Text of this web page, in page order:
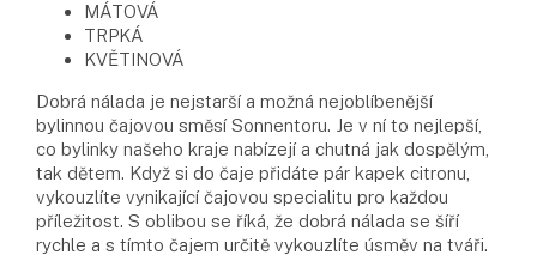
MÁTOVÁ
TRPKÁ
KVĚTINOVÁ
Dobrá nálada je nejstarší a možná nejoblíbenější
bylinnou čajovou směsí Sonnentoru. Je v ní to nejlepší,
co bylinky našeho kraje nabízejí a chutná jak dospělým,
tak dětem. Když si do čaje přidáte pár kapek citronu,
vykouzlíte vynikající čajovou specialitu pro každou
příležitost. S oblibou se říká, že dobrá nálada se šíří
rychle a s tímto čajem určitě vykouzlíte úsměv na tváři.